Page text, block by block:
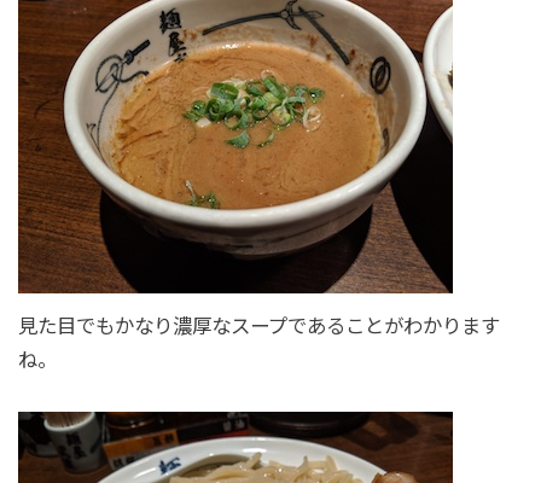
見た目でもかなり濃厚なスープであることがわかります
ね。